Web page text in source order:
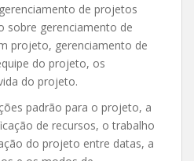
de projetos
sobre gerenciamento de
projeto, gerenciamento de
do projeto, os
do projeto.
padrão para o projeto, a
de recursos, o trabalho
do projeto entre datas, a